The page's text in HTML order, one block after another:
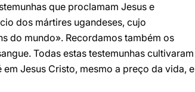
que proclamam Jesus e
dos mártires ugandeses, cujo
do mundo». Recordamos também os
Todas estas testemunhas cultivaram
Jesus Cristo, mesmo a preço da vida, e